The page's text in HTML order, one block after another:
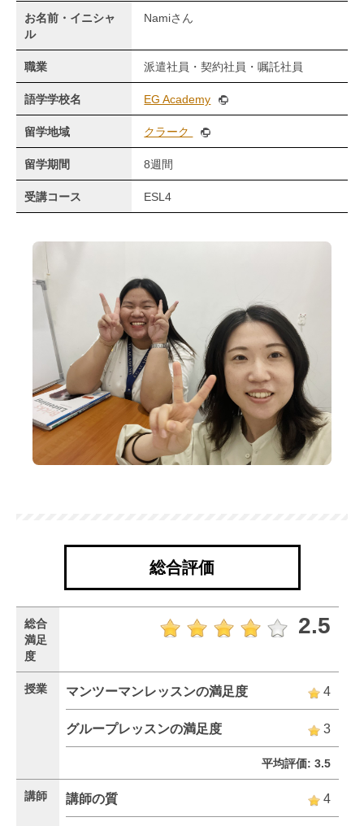
お名前・イニシャ
ル
Namiさん
職業 派遣社員・契約社員・嘱託社員
語学学校名 EG Academy
留学地域 クラーク
留学期間 8週間
受講コース ESL4
総合評価
総合
満足
度
2.5
授業 マンツーマンレッスンの満足度 4
グループレッスンの満足度 3
平均評価: 3.5
講師 講師の質 4